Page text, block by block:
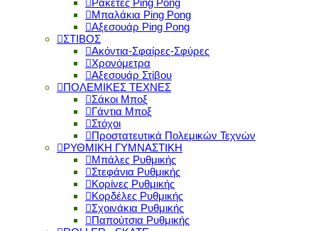
Ρακέτες Ping Pong
Μπαλάκια Ping Pong
Αξεσουάρ Ping Pong
ΣΤΙΒΟΣ
Ακόντια-Σφαίρες-Σφύρες
Χρονόμετρα
Αξεσουάρ Στίβου
ΠΟΛΕΜΙΚΕΣ ΤΕΧΝΕΣ
Σάκοι Μποξ
Γάντια Μποξ
Στόχοι
Προστατευτικά Πολεμικών Τεχνών
ΡΥΘΜΙΚΗ ΓΥΜΝΑΣΤΙΚΗ
Μπάλες Ρυθμικής
Στεφάνια Ρυθμικής
Κορίνες Ρυθμικής
Κορδέλες Ρυθμικής
Σχοινάκια Ρυθμικής
Παπούτσια Ρυθμικής